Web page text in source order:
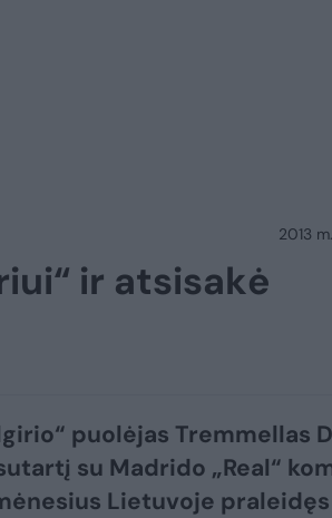
2013
ir atsisakė
puolėjas Tremmellas
su Madrido „Real“
Lietuvoje praleidęs